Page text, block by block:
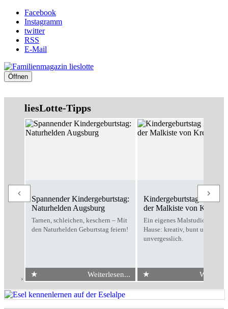
Facebook
Instagramm
twitter
RSS
E-Mail
Öffnen
liesLotte-Tipps
Spannender Kindergeburtstag:
Naturhelden Augsburg
Tarnen, schleichen, keschern – Mit
den Naturhelden Geburtstag feiern!
★ Weiterlesen...
Kindergeburtstag
der Malkiste von Kreativo
Ein eigenes Malstudio für zu
Hause: kreativ, bunt und
unvergesslich.
★
› Esel kennenlernen auf der Eselalpe